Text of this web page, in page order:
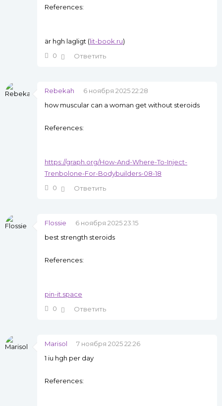
References:
är hgh lagligt (lit-book.ru)
0
Ответить
Rebekah
6 ноября 2025 22:28
how muscular can a woman get without steroids
References:
https://graph.org/How-And-Where-To-Inject-
Trenbolone-For-Bodybuilders-08-18
0
Ответить
Flossie
6 ноября 2025 23:15
best strength steroids
References:
pin-it.space
0
Ответить
Marisol
7 ноября 2025 22:26
1 iu hgh per day
References: